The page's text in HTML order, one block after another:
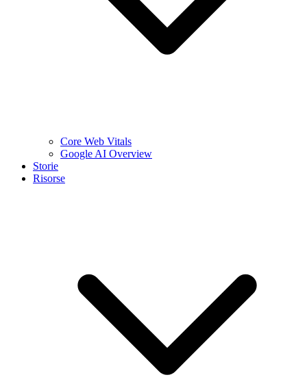
Core Web Vitals
Google AI Overview
Storie
Risorse